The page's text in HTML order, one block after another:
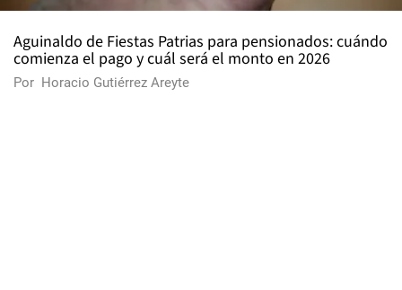
Aguinaldo de Fiestas Patrias para pensionados: cuándo
comienza el pago y cuál será el monto en 2026
Por Horacio Gutiérrez Areyte